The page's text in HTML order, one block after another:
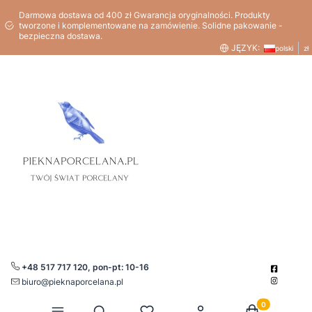
Darmowa dostawa od 400 zł Gwarancja oryginalności. Produkty
tworzone i komplementowane na zamówienie. Solidne pakowanie -
bezpieczna dostawa.
JĘZYK:
polski zł
+48 517 717 120, pon-pt: 10-16
biuro@pieknaporcelana.pl
Otwórz wyszukiwarkę